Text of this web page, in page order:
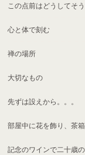
この点前はどうしてそ
心と体で刻む
禅の場所
大切なもの
先ずは設えから。。。
部屋中に花を飾り、茶
記念のワインで二十歳